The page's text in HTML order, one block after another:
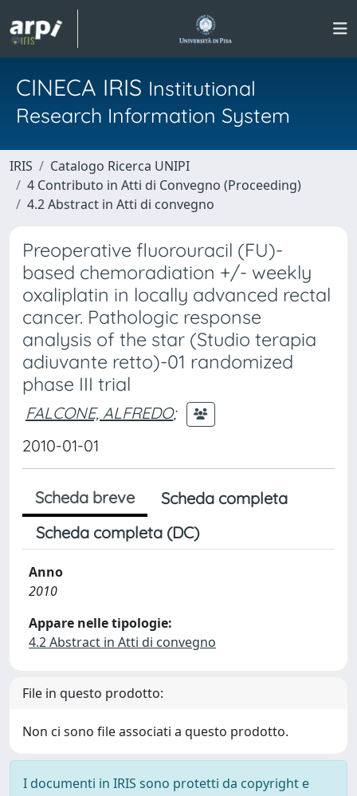
CINECA IRIS Institutional
Research Information System
IRIS
Catalogo Ricerca UNIPI
4 Contributo in Atti di Convegno (Proceeding)
4.2 Abstract in Atti di convegno
Preoperative fluorouracil (FU)-
based chemoradiation +/- weekly
oxaliplatin in locally advanced rectal
cancer. Pathologic response
analysis of the star (Studio terapia
adiuvante retto)-01 randomized
phase III trial
FALCONE, ALFREDO;
2010-01-01
Scheda breve
Scheda completa
Scheda completa (DC)
Anno
2010
Appare nelle tipologie:
4.2 Abstract in Atti di convegno
File in questo prodotto:
Non ci sono file associati a questo prodotto.
I documenti in IRIS sono protetti da copyright e